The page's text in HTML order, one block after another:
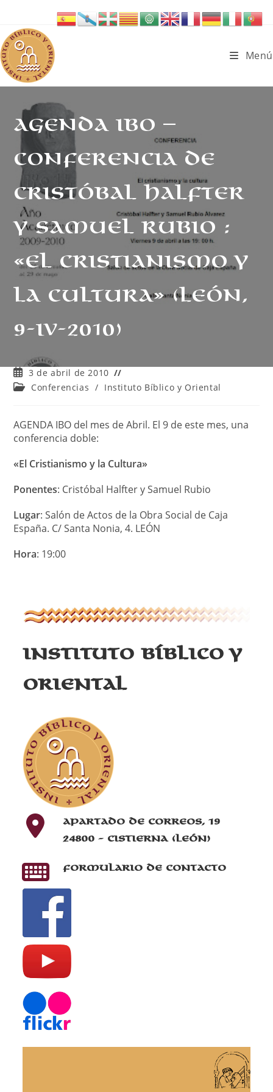
contenido
Menú
AGENDA IBO –
Conferencia de
Cristóbal Halfter
y Samuel Rubio :
«El Cristianismo y
la cultura» (León,
9-IV-2010)
Publicación
de
la
3 de abril de 2010
Categoría
entrada:
Conferencias / Instituto Bíblico y Oriental
AGENDA IBO del mes de Abril. El 9 de este mes, una
conferencia doble:
«El Cristianismo y la Cultura»
Ponentes: Cristóbal Halfter y Samuel Rubio
Lugar: Salón de Actos de la Obra Social de Caja
España. C/ Santa Nonia, 4. LEÓN
Hora: 19:00
Instituto Bíblico y
Oriental
Apartado de correos, 19
24800 - Cistierna (León)
Formulario de contacto